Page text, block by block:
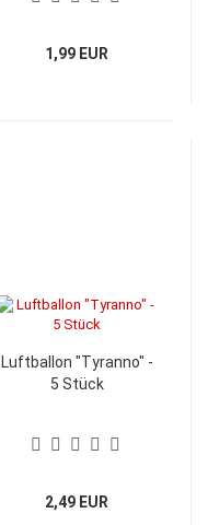
1,99 EUR
Luftballon "Tyranno" -
5 Stück
2,49 EUR